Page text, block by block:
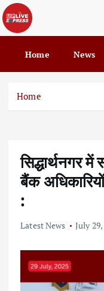
k
i
o
Home News
Home
सिद्धार्थनगर में
बैंक
:
Latest News July